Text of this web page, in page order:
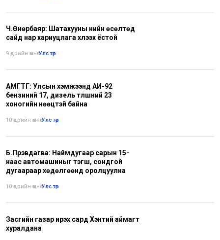
Ч.Өнөрбаяр: Шатахууны үнийн өсөлтөд
сайд нар хариуцлага хүлээх ёстой
9 өдрийн өмнө•Улс төр
АМГТГ: Улсын хэмжээнд АИ-92
бензиний 17, дизель түлшний 23
хоногийн нөөцтэй байна
10 өдрийн өмнө•Улс төр
Б.Пүрэвдагва: Наймдугаар сарын 15-
наас автомашиныг тэгш, сондгой
дугаараар хөдөлгөөнд оролцуулна
10 өдрийн өмнө•Улс төр
Засгийн газар ирэх сард Хэнтий аймагт
хуралдана